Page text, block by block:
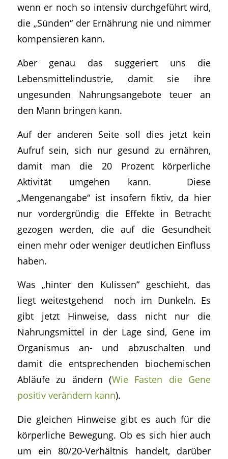
wenn er noch so intensiv durchgeführt wird,
die „Sünden“ der Ernährung nie und nimmer
kompensieren kann.
Aber genau das suggeriert uns die
Lebensmittelindustrie, damit sie ihre
ungesunden Nahrungsangebote teuer an
den Mann bringen kann.
Auf der anderen Seite soll dies jetzt kein
Aufruf sein, sich nur gesund zu ernähren,
damit man die 20 Prozent körperliche
Aktivität umgehen kann. Diese
„Mengenangabe“ ist insofern fiktiv, da hier
nur vordergründig die Effekte in Betracht
gezogen werden, die auf die Gesundheit
einen mehr oder weniger deutlichen Einfluss
haben.
Was „hinter den Kulissen“ geschieht, das
liegt weitestgehend noch im Dunkeln. Es
gibt jetzt Hinweise, dass nicht nur die
Nahrungsmittel in der Lage sind, Gene im
Organismus an- und abzuschalten und
damit die entsprechenden biochemischen
Abläufe zu ändern (Wie Fasten die Gene
positiv verändern kann).
Die gleichen Hinweise gibt es auch für die
körperliche Bewegung. Ob es sich hier auch
um ein 80/20-Verhältnis handelt, darüber